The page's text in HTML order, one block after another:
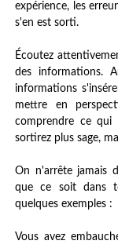
expérience, les
s'en est sorti.
Écoutez
des informations.
informations
mettre en
comprendre ce
sortirez plus sage,
On n'arrête jamais
que ce soit dans
quelques exemples :
Vous avez